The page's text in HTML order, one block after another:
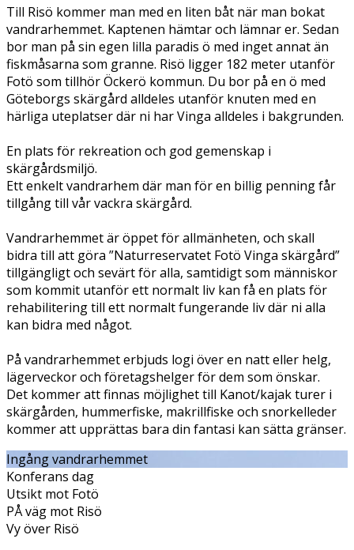
Till Risö kommer man med en liten båt när man bokat
vandrarhemmet. Kaptenen hämtar och lämnar er. Sedan
bor man på sin egen lilla paradis ö med inget annat än
fiskmåsarna som granne. Risö ligger 182 meter utanför
Fotö som tillhör Öckerö kommun. Du bor på en ö med
Göteborgs skärgård alldeles utanför knuten med en
härliga uteplatser där ni har Vinga alldeles i bakgrunden.
En plats för rekreation och god gemenskap i
skärgårdsmiljö.
Ett enkelt vandrarhem där man för en billig penning får
tillgång till vår vackra skärgård.
Vandrarhemmet är öppet för allmänheten, och skall
bidra till att göra ”Naturreservatet Fotö Vinga skärgård”
tillgängligt och sevärt för alla, samtidigt som människor
som kommit utanför ett normalt liv kan få en plats för
rehabilitering till ett normalt fungerande liv där ni alla
kan bidra med något.
På vandrarhemmet erbjuds logi över en natt eller helg,
lägerveckor och företagshelger för dem som önskar.
Det kommer att finnas möjlighet till Kanot/kajak turer i
skärgården, hummerfiske, makrillfiske och snorkelleder
kommer att upprättas bara din fantasi kan sätta gränser.
Ingång vandrarhemmet
Konferans dag
Utsikt mot Fotö
PÅ väg mot Risö
Vy över Risö